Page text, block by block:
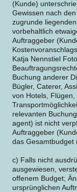
(Kunde)
Gewissen nach
zugrunde
vorbehaltlich
Auftraggeber
Katja Nennstiel
Buchung anderer
Bügler, Caterer,
von Hotels, Flügen,
relevanten
agent) ist nicht
Auftraggeber
das Gesamtbudget
c) Falls nicht
ausgewiesen,
offenem Budget;
ursprünglichen